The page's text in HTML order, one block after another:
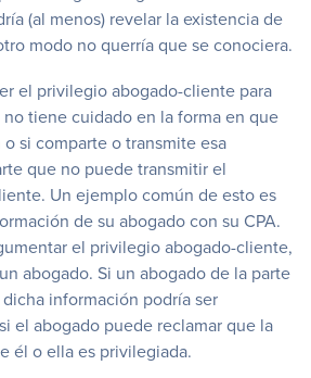
(al menos) revelar la existencia de
modo no querría que se conociera.
el privilegio abogado-cliente para
tiene cuidado en la forma en que
si comparte o transmite esa
que no puede transmitir el
Un ejemplo común de esto es
de su abogado con su CPA.
el privilegio abogado-cliente,
abogado. Si un abogado de la parte
información podría ser
el abogado puede reclamar que la
él o ella es privilegiada.